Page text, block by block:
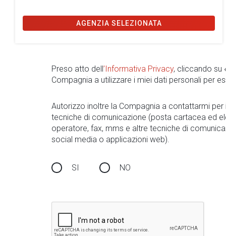
AGENZIA SELEZIONATA
Preso atto dell’Informativa Privacy, cliccando su
Compagnia a utilizzare i miei dati personali per
Autorizzo inoltre la Compagnia a contattarmi
tecniche di comunicazione (posta cartacea ed
operatore, fax, mms e altre tecniche di
social media o applicazioni web).
SI NO